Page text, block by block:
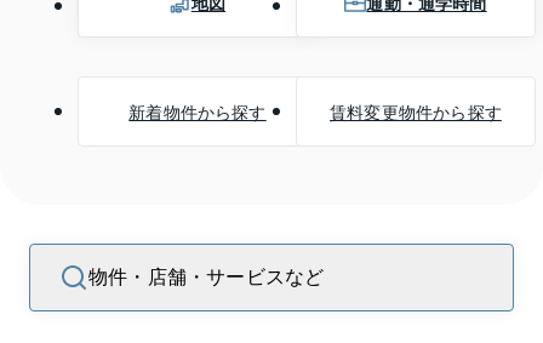
新着物件から探す 賃料変更物件から探す
物件・店舗・サービスなど